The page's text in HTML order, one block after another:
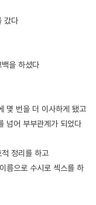
갔다
을 하셨다
몇 번을 더 이사하게 됐고
넘어 부부관계가 되었다
정리를 하고
름으로 수시로 섹스를 하